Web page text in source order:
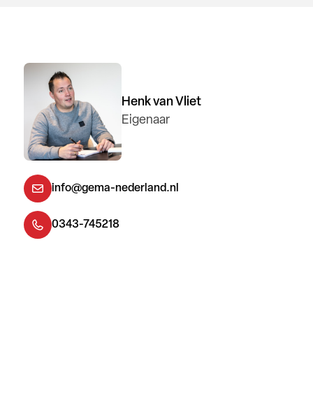
Henk van Vliet
Eigenaar
info@gema-nederland.nl
0343-745218